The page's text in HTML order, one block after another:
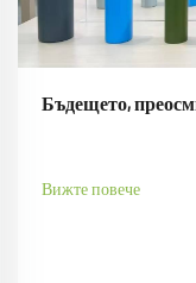
Бъдещето,
Вижте повече